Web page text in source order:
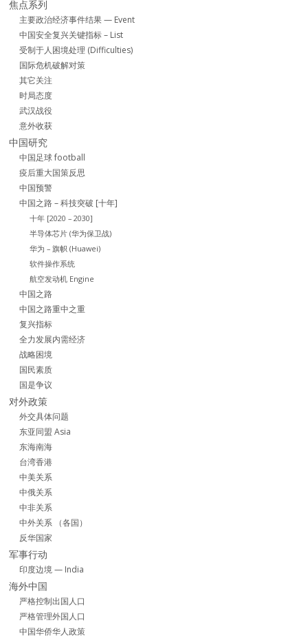
焦点系列
主要政治经济事件结果 — Event
中国安全复兴关键指标 – List
受制于人困境处理 (Difficulties)
国际危机破解对策
其它关注
时局态度
武汉战役
意外收获
中国研究
中国足球 football
疫后重大国策反思
中国预警
中国之路 – 科技突破 [十年]
十年 [2020 – 2030]
半导体芯片 (华为保卫战)
华为 – 旗帜 (Huawei)
软件操作系统
航空发动机 Engine
中国之路
中国之路重中之重
复兴指标
全力发展内需经济
战略困境
国民素质
国是争议
对外政策
外交具体问题
东亚同盟 Asia
东海南海
台湾香港
中美关系
中俄关系
中非关系
中外关系 （各国）
反华国家
军事行动
印度边境 — India
海外中国
严格控制出国人口
严格管理外国人口
中国华侨华人政策